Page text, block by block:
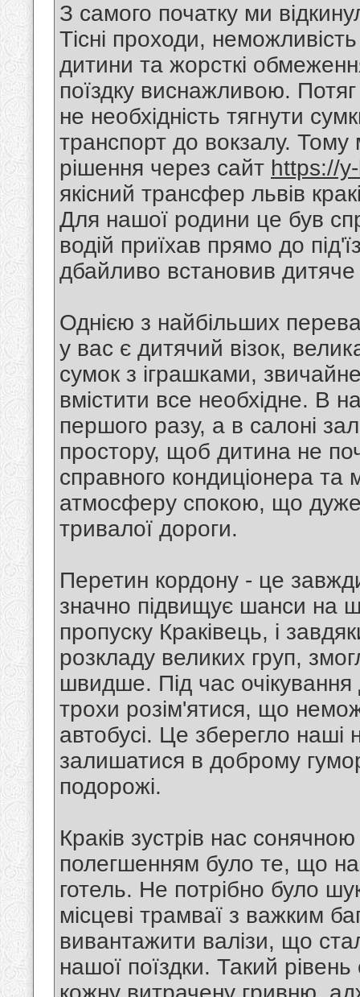
З самого початку ми
Тісні проходи,
дитини та жорсткі
поїздку виснажливою.
не необхідність тягнути
транспорт до вокзалу. Тому
рішення через сайт https://
якісний трансфер львів
Для нашої родини це був
водій приїхав прямо до
дбайливо встановив дитяче
Однією з найбільших
у вас є дитячий візок,
сумок з іграшками,
вмістити все необхідне. В
першого разу, а в салоні
простору, щоб дитина не
справного кондиціонера та
атмосферу спокою, що
тривалої дороги.
Перетин кордону - це
значно підвищує шанси на
пропуску Краківець, і
розкладу великих груп,
швидше. Під час
трохи розім'ятися, що
автобусі. Це зберегло
залишатися в доброму
подорожі.
Краків зустрів нас
полегшенням було те, що
готель. Не потрібно було
місцеві трамваї з важким
вивантажити валізи, що
нашої поїздки. Такий